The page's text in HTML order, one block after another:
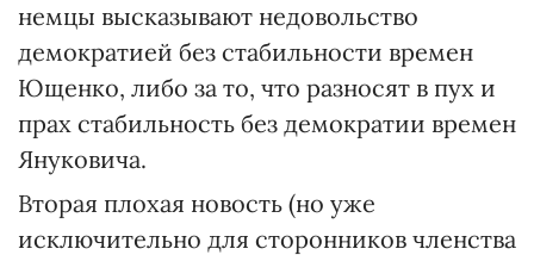
немцы высказывают недовольство
демократией без стабильности времен
Ющенко, либо за то, что разносят в пух и
прах стабильность без демократии времен
Януковича.
Вторая плохая новость (но уже
исключительно для сторонников членства